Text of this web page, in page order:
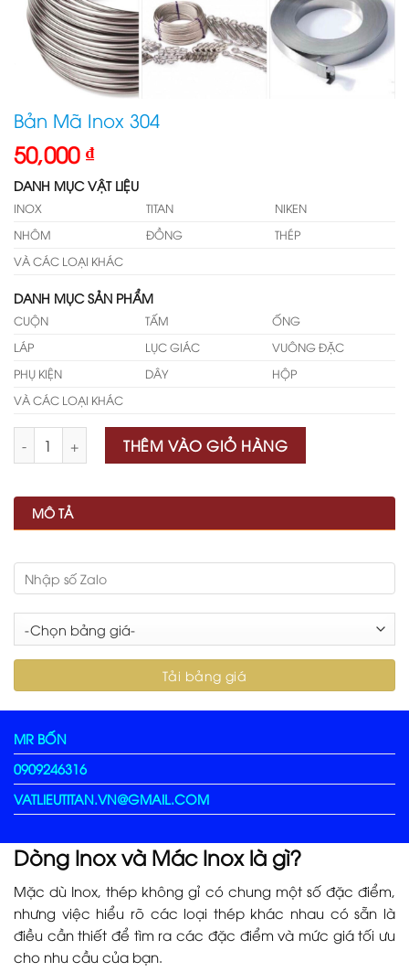
Bản Mã Inox 304
50,000 ₫
DANH MỤC VẬT LIỆU
INOX TITAN
NIKEN
NHÔM
ĐỒNG
THÉP
VÀ CÁC LOẠI KHÁC
DANH MỤC SẢN PHẨM
CUỘN TẤM
ỐNG
LÁP
LỤC GIÁC
VUÔNG ĐẶC
PHỤ KIỆN
DÂY
HỘP
VÀ CÁC LOẠI KHÁC
THÊM VÀO GIỎ HÀNG
MÔ TẢ
MR BỐN
0909246316
VATLIEUTITAN.VN@GMAIL.COM
Dòng Inox và Mác Inox là gì?
Mặc dù Inox, thép không gỉ có chung một số đặc điểm,
nhưng việc hiểu rõ các loại thép khác nhau có sẵn là
điều cần thiết để tìm ra các đặc điểm và mức giá tối ưu
cho nhu cầu của bạn.